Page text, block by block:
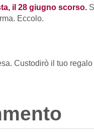
il 28 giugno scorso.
Eccolo.
Custodirò il tuo